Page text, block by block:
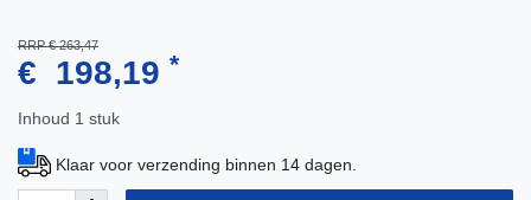
RRP € 263,47
€ 198,19 *
Inhoud 1 stuk
Klaar voor verzending binnen 14 dagen.